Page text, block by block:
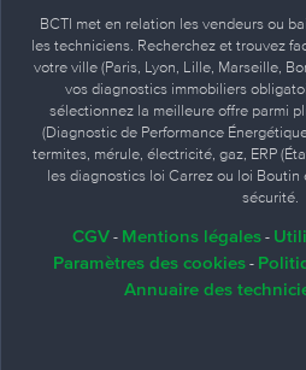
BCTI met en relation les vendeurs ou
les techniciens. Recherchez et trouvez
votre ville (Paris, Lyon, Lille, Marseille,
vos diagnostics immobiliers
sélectionnez la meilleure offre parmi
(Diagnostic de Performance
termites, mérule, électricité, gaz, ERP
les diagnostics loi Carrez ou loi
sécurité.
CGV - Mentions légales -
Paramètres des cookies -
Annuaire des